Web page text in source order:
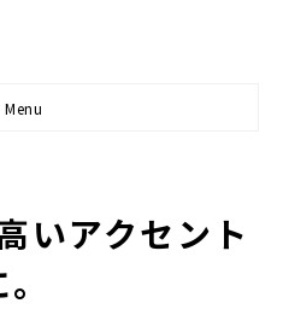
Menu
いアクセント